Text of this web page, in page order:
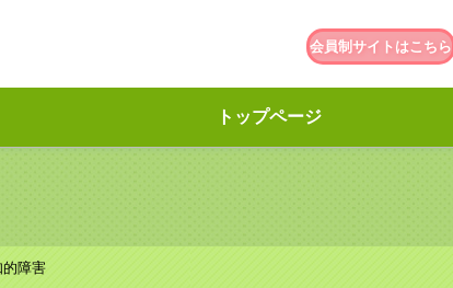
会員制サイトはこちら
トップページ
的障害